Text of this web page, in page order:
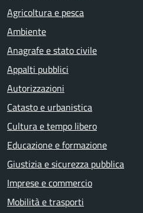
Agricoltura e pesca
Ambiente
Anagrafe e stato civile
Appalti pubblici
Autorizzazioni
Catasto e urbanistica
Cultura e tempo libero
Educazione e formazione
Giustizia e sicurezza pubblica
Imprese e commercio
Mobilità e trasporti